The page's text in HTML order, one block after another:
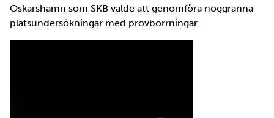
Oskarshamn som SKB valde att genomföra noggranna
platsundersökningar med provborrningar.